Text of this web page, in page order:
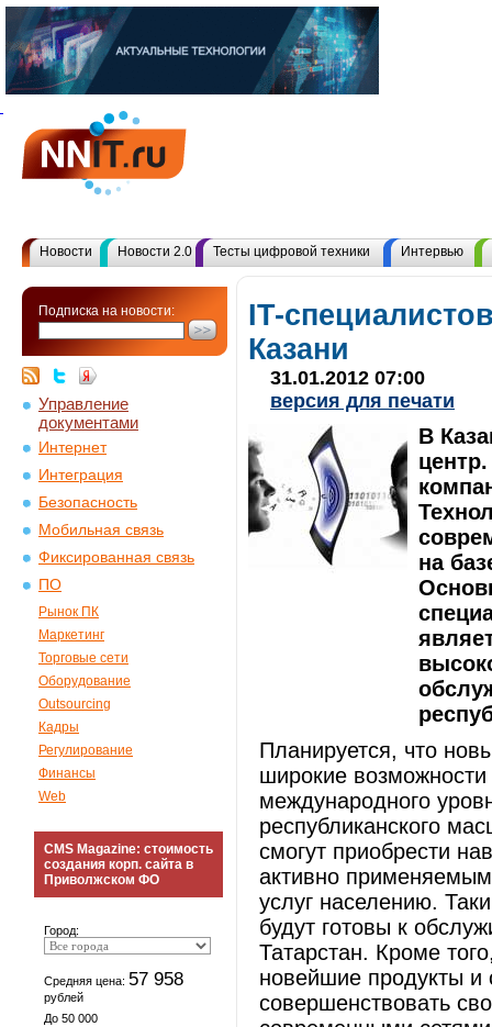
Новости Новости 2.0 Тесты цифровой техники Интервью
Подписка на новости:
Управление
документами
Интернет
Интеграция
Безопасность
Мобильная связь
Фиксированная связь
ПО
Рынок ПК
Маркетинг
Торговые сети
Оборудование
Outsourcing
Кадры
Регулирование
Финансы
Web
CMS Magazine: стоимость
создания корп. сайта в
Приволжском ФО
Город:
Средняя цена: 57 958
рублей
До 50 000
IT-
Казани
31.01.2012 07:00
версия для печати
В
на
Планируется, что
широкие возможности
международного
республиканского
смогут приобрести
активно
услуг населению.
будут готовы к
Татарстан. Кроме
новейшие продукты
совершенствовать